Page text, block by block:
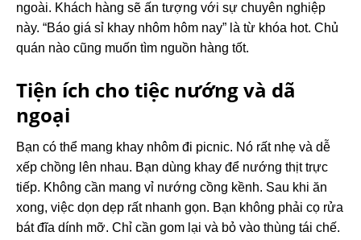
ngoài. Khách hàng sẽ ấn tượng với sự chuyên nghiệp
này. “Báo giá sỉ khay nhôm hôm nay” là từ khóa hot. Chủ
quán nào cũng muốn tìm nguồn hàng tốt.
Tiện ích cho tiệc nướng và dã
ngoại
Bạn có thể mang khay nhôm đi picnic. Nó rất nhẹ và dễ
xếp chồng lên nhau. Bạn dùng khay để nướng thịt trực
tiếp. Không cần mang vỉ nướng cồng kềnh. Sau khi ăn
xong, việc dọn dẹp rất nhanh gọn. Bạn không phải cọ rửa
bát đĩa dính mỡ. Chỉ cần gom lại và bỏ vào thùng tái chế.